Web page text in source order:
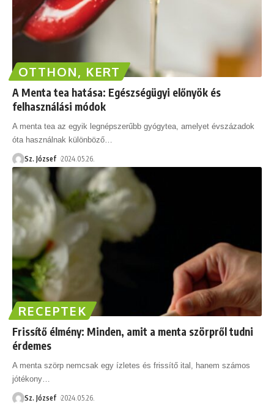
OTTHON, KERT
A Menta tea hatása: Egészségügyi előnyök és
felhasználási módok
A menta tea az egyik legnépszerűbb gyógytea, amelyet évszázadok
óta használnak különböző
Sz. József 2024.05.26.
RECEPTEK
Frissítő élmény: Minden, amit a menta szörpről tudni
érdemes
A menta szörp nemcsak egy ízletes és frissítő ital, hanem számos
jótékony…
Sz. József 2024.05.26.